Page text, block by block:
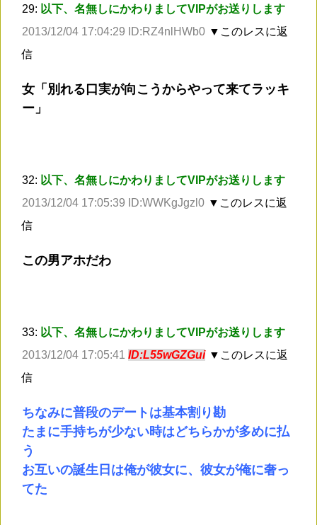
29: 以下、名無しにかわりましてVIPがお送りします
2013/12/04 17:04:29 ID:RZ4nlHWb0 ▼このレスに返
信
女「別れる口実が向こうからやって来てラッキ
ー」
32: 以下、名無しにかわりましてVIPがお送りします
2013/12/04 17:05:39 ID:WWKgJgzl0 ▼このレスに返
信
この男アホだわ
33: 以下、名無しにかわりましてVIPがお送りします
2013/12/04 17:05:41 ID:L55wGZGui ▼このレスに返
信
ちなみに普段のデートは基本割り勘
たまに手持ちが少ない時はどちらかが多めに払
う
お互いの誕生日は俺が彼女に、彼女が俺に奢っ
てた